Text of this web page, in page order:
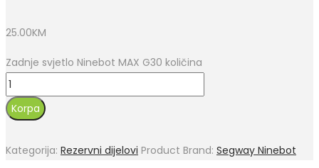
25.00KM
Zadnje svjetlo Ninebot MAX G30 količina
Korpa
Kategorija: Rezervni dijelovi Product Brand: Segway Ninebot